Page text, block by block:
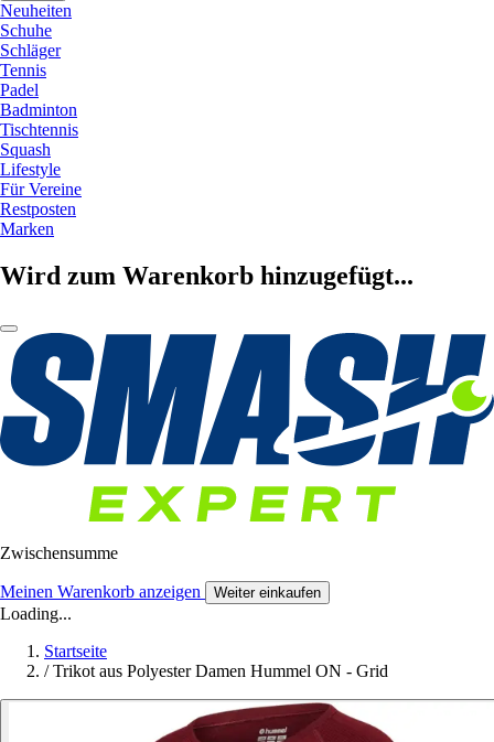
Neuheiten
Schuhe
Schläger
Tennis
Padel
Badminton
Tischtennis
Squash
Lifestyle
Für Vereine
Restposten
Marken
Wird zum Warenkorb hinzugefügt...
Zwischensumme
Meinen Warenkorb anzeigen Weiter einkaufen
Loading...
Startseite
/ Trikot aus Polyester Damen Hummel ON - Grid